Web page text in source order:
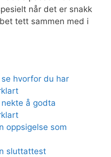
når det er snakk
tett sammen med i
hvorfor du har
å godta
oppsigelse som
sluttattest